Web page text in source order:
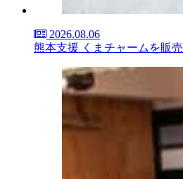
2026.08.06
熊本支援 くまチャームを販売